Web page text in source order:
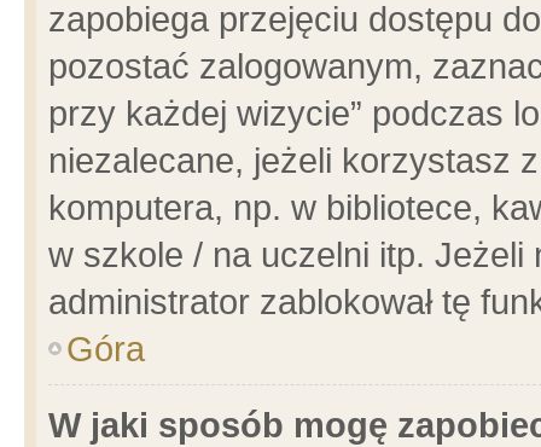
zapobiega przejęciu dostępu
pozostać zalogowanym,
przy każdej wizycie” podczas
niezalecane, jeżeli korzystasz
komputera, np. w bibliotece,
w szkole / na uczelni itp.
administrator zablokował tę
Góra
W jaki sposób mogę